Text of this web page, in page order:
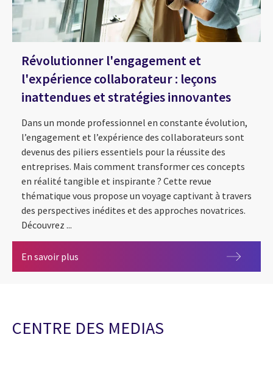
Révolutionner l'engagement et
l'expérience collaborateur : leçons
inattendues et stratégies innovantes
Dans un monde professionnel en constante évolution,
l’engagement et l’expérience des collaborateurs sont
devenus des piliers essentiels pour la réussite des
entreprises. Mais comment transformer ces concepts
en réalité tangible et inspirante ? Cette revue
thématique vous propose un voyage captivant à travers
des perspectives inédites et des approches novatrices.
Découvrez ...
En savoir plus Révolutionner l'engagement et l'expérience
CENTRE DES MEDIAS